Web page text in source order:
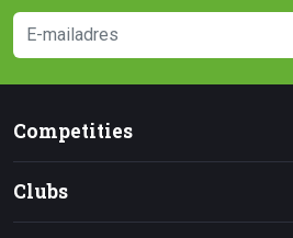
Competities
Clubs